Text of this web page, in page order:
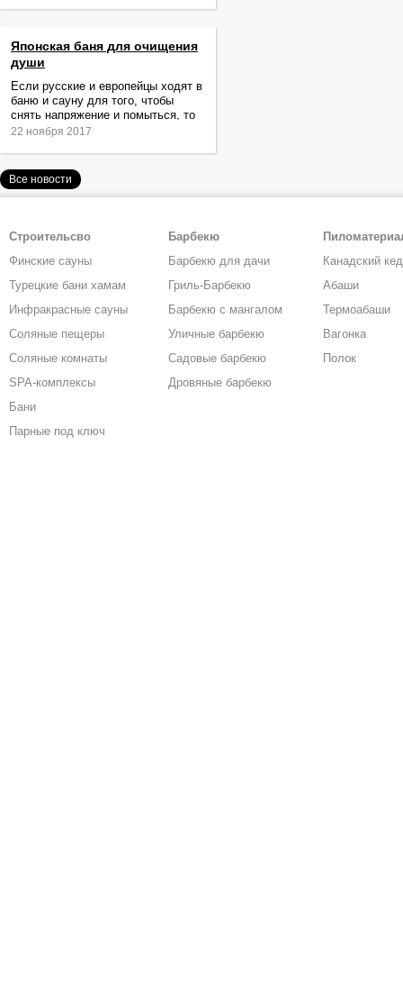
Японская баня для очищения
души
Если русские и европейцы ходят в
баню и сауну для того, чтобы
снять напряжение и помыться, то
жители Японии идут туда за
22 ноября 2017
Все новости
Строительсво
Финские сауны
Турецкие бани хамам
Инфракрасные сауны
Соляные пещеры
Соляные комнаты
SPA-комплексы
Бани
Парные под ключ
Барбекю
Барбекю для дачи
Гриль-Барбекю
Барбекю с мангалом
Уличные барбекю
Садовые барбекю
Дровяные барбекю
Канадский
Абаши
Термоабаши
Вагонка
Полок